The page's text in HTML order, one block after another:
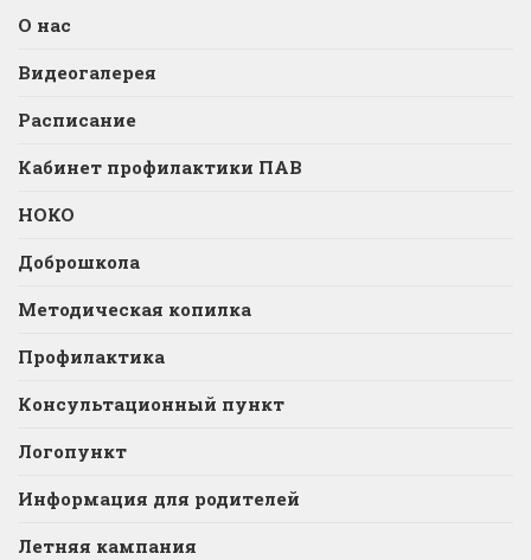
О нас
Видеогалерея
Расписание
Кабинет профилактики ПАВ
НОКО
Доброшкола
Методическая копилка
Профилактика
Консультационный пункт
Логопункт
Информация для родителей
Летняя кампания